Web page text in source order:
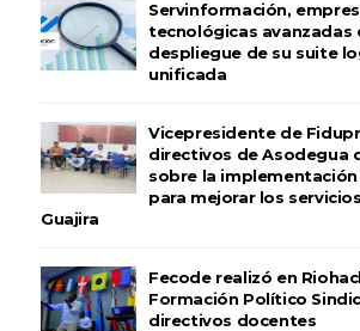
Servinformación,
tecnológicas avanzadas
despliegue de su suite
unificada
Vicepresidente de
directivos de Asodegua
sobre la
para mejorar los
Guajira
Fecode realizó en
Formación Político
directivos docentes